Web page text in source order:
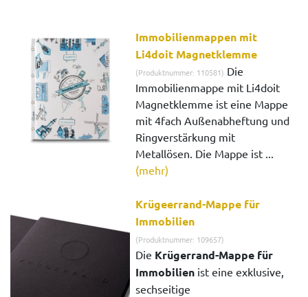
Immobilienmappen mit
Li4doit Magnetklemme
(Produktnummer: 110581) Die
Immobilienmappe mit Li4doit
Magnetklemme ist eine Mappe
mit 4fach Außenabheftung und
Ringverstärkung mit
Metallösen. Die Mappe ist ...
(mehr)
Krügeerrand-Mappe für
Immobilien
(Produktnummer: 109657)
Die Krügerrand-Mappe für
Immobilien ist eine exklusive,
sechseitige